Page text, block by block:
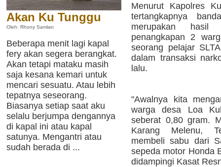
Akan Ku Tunggu
Oleh: Rhony Samlan
Beberapa menit lagi kapal
fery akan segera berangkat.
Akan tetapi mataku masih
saja kesana kemari untuk
mencari sesuatu. Atau lebih
tepatnya seseorang.
Biasanya setiap saat aku
selalu berjumpa dengannya
di kapal ini atau kapal
satunya. Mengantri atau
sudah berada di ...
Menurut Kapolres
tertangkapnya
merupakan hasil
penangkapan 2
seorang pelajar
dalam transaksi
lalu.
"Awalnya kita
warga desa Loa
seberat 0,80 gram.
Karang Melenu,
membeli sabu dari
sepeda motor Honda
didampingi Kasat